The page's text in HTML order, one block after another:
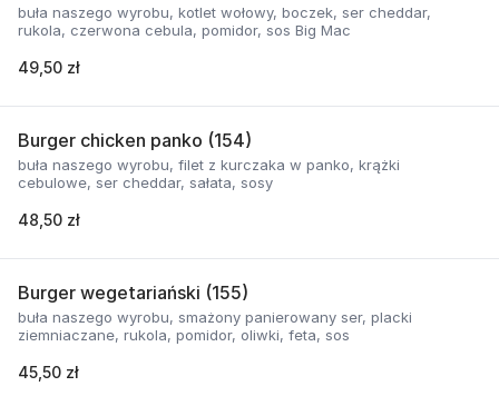
buła naszego wyrobu, kotlet wołowy, boczek, ser cheddar,
rukola, czerwona cebula, pomidor, sos Big Mac
49,50 zł
Burger chicken panko (154)
buła naszego wyrobu, filet z kurczaka w panko, krążki
cebulowe, ser cheddar, sałata, sosy
48,50 zł
Burger wegetariański (155)
buła naszego wyrobu, smażony panierowany ser, placki
ziemniaczane, rukola, pomidor, oliwki, feta, sos
45,50 zł